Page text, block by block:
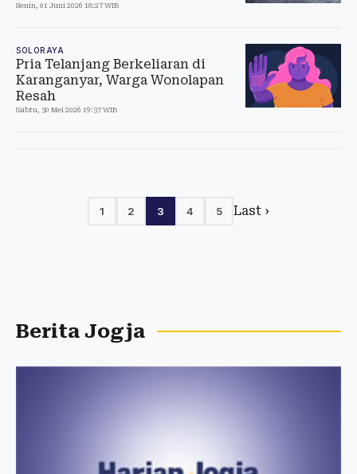
Senin, 01 Juni 2026 18:27 WIB
SOLORAYA
Pria Telanjang Berkeliaran di
Karanganyar, Warga Wonolapan
Resah
Sabtu, 30 Mei 2026 19:37 WIB
1 2 3 4 5 Last ›
Berita Jogja